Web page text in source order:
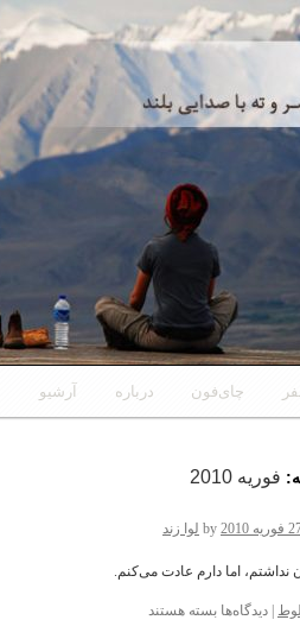
چای‌فون درباره آرشیو
فوریه 2010
2010
by لوا زند
نداشتم، اما دارم عادت می‌کنم.
دیدگاه‌ها برای
بسته هستند